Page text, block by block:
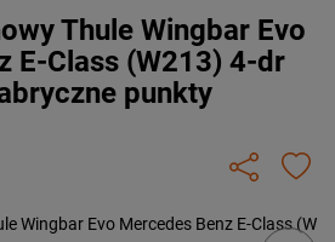
Thule Wingbar Evo
E-Class (W213) 4-dr
punkty
Next